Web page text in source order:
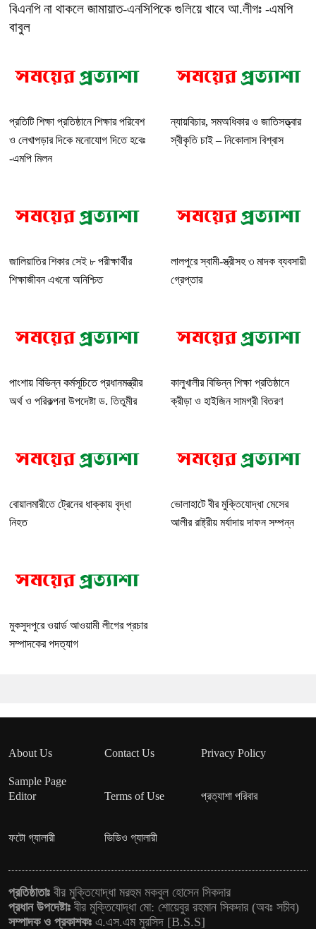
বিএনপি না থাকলে জামায়াত-এনসিপিকে গুলিয়ে খাবে আ.লীগঃ -এমপি
বাবুল
প্রতিটি শিক্ষা প্রতিষ্ঠানে শিক্ষার পরিবেশ
ও লেখাপড়ার দিকে মনোযোগ দিতে হবেঃ
-এমপি মিলন
ন্যায়বিচার, সমঅধিকার ও জাতিসত্ত্বার
স্বীকৃতি চাই – নিকোলাস বিশ্বাস
জালিয়াতির শিকার সেই ৮ পরীক্ষার্থীর
শিক্ষাজীবন এখনো অনিশ্চিত
লালপুরে স্বামী-স্ত্রীসহ ৩ মাদক ব্যবসায়ী
গ্রেপ্তার
পাংশায় বিভিন্ন কর্মসূচিতে প্রধানমন্ত্রীর
অর্থ ও পরিকল্পনা উপদেষ্টা ড. তিতুমীর
কালুখালীর বিভিন্ন শিক্ষা প্রতিষ্ঠানে
ক্রীড়া ও হাইজিন সামগ্রী বিতরণ
বোয়ালমারীতে ট্রেনের ধাক্কায় বৃদ্ধা
নিহত
ভোলাহাটে বীর মুক্তিযোদ্ধা মেসের
আলীর রাষ্ট্রীয় মর্যাদায় দাফন সম্পন্ন
মুকসুদপুরে ওয়ার্ড আওয়ামী লীগের প্রচার
সম্পাদকের পদত্যাগ
About Us Contact Us Privacy Policy
Sample Page
Editor
Terms of Use প্রত্যাশা পরিবার
ফটো গ্যালারী ভিডিও গ্যালারী
প্রতিষ্ঠাতাঃ বীর মুক্তিযোদ্ধা মরহুম মকবুল হোসেন সিকদার
প্রধান উপদেষ্টাঃ বীর মুক্তিযোদ্ধা মো: শোয়েবুর রহমান সিকদার (অবঃ সচীব)
সম্পাদক ও প্রকাশকঃ এ.এস.এম মুরসিদ [B.S.S]